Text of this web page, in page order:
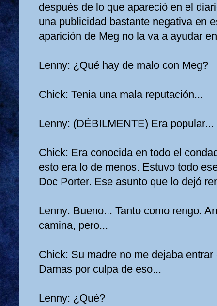
después de lo que apareció en el
una publicidad bastante negativa en
aparición de Meg no la va a ayudar
Lenny: ¿Qué hay de malo con Meg?
Chick: Tenia una mala reputación...
Lenny: (DÉBILMENTE) Era popular...
Chick: Era conocida en todo el
esto era lo de menos. Estuvo todo
Doc Porter. Ese asunto que lo dejó
Lenny: Bueno... Tanto como rengo.
camina, pero...
Chick: Su madre no me dejaba
Damas por culpa de eso...
Lenny: ¿Qué?